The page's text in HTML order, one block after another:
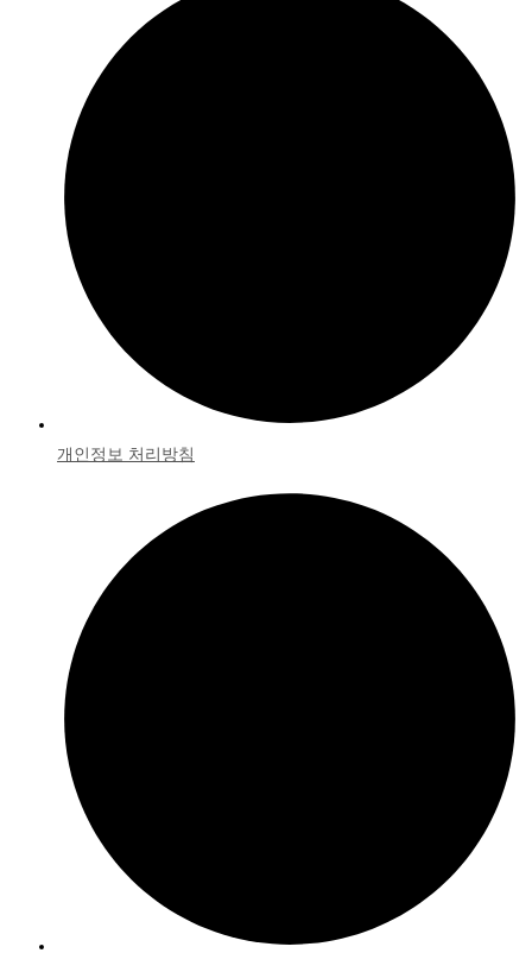
개인정보 처리방침